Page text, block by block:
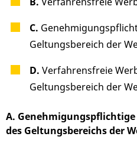
C.
Geltungsbereich der
D. Verfahrensfreie
Geltungsbereich der
A.
des Geltungsbereichs der